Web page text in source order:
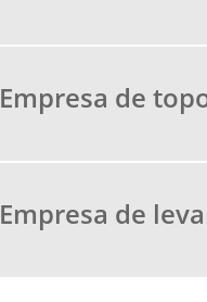
Empresa de
Empresa de